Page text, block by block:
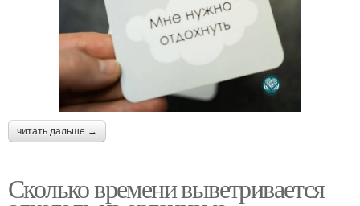
читать дальше →
Сколько времени выветривается